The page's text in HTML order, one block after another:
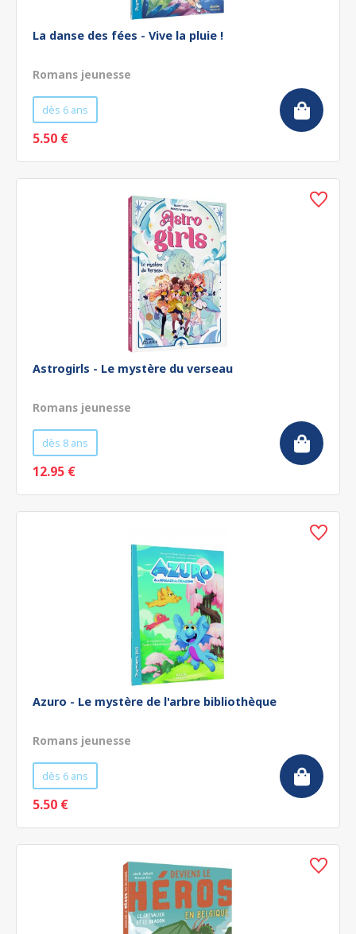
La danse des fées - Vive la pluie !
Romans jeunesse
dès 6 ans
5.50 €
Astrogirls - Le mystère du verseau
Romans jeunesse
dès 8 ans
12.95 €
Azuro - Le mystère de l'arbre bibliothèque
Romans jeunesse
dès 6 ans
5.50 €